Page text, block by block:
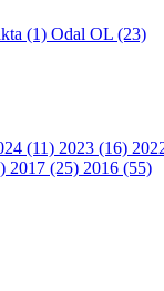
(1) Odal OL (23)
(11) 2023 (16)
2017 (25) 2016 (55)